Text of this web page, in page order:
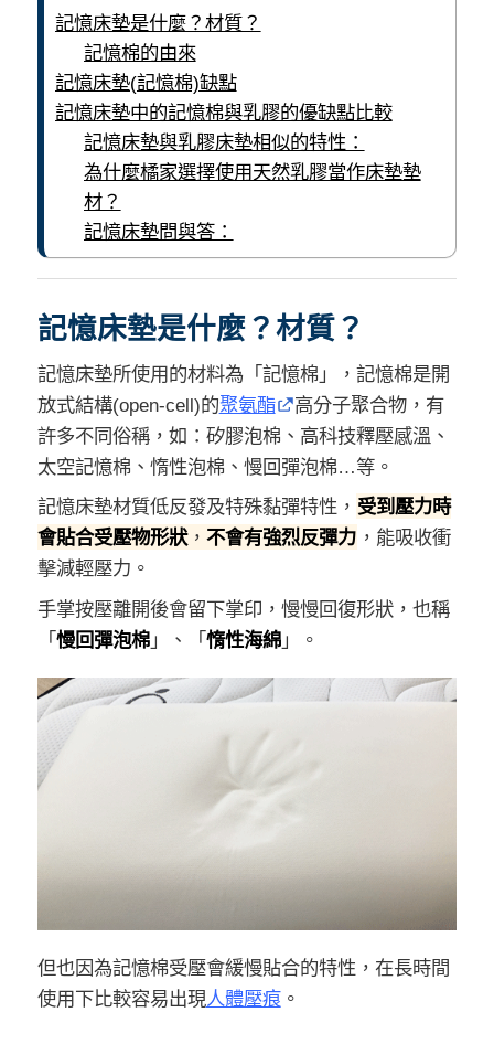
記憶床墊是什麼？材質？
記憶棉的由來
記憶床墊(記憶棉)缺點
記憶床墊中的記憶棉與乳膠的優缺點比較
記憶床墊與乳膠床墊相似的特性：
為什麼橘家選擇使用天然乳膠當作床墊墊
材？
記憶床墊問與答：
記憶床墊是什麼？材質？
記憶床墊所使用的材料為「記憶棉」，記憶棉是開
放式結構(open-cell)的聚氨酯
高分子聚合物，有
許多不同俗稱，如：矽膠泡棉、高科技釋壓感溫、
太空記憶棉、惰性泡棉、慢回彈泡棉…等。
記憶床墊材質低反發及特殊黏彈特性， 受到壓力時
會貼合受壓物形狀， 不會有強烈反彈力 ，能吸收衝
擊減輕壓力。
手掌按壓離開後會留下掌印，慢慢回復形狀，也稱
「 慢回彈泡棉」、「 惰性海綿」。
但也因為記憶棉受壓會緩慢貼合的特性，在長時間
使用下比較容易出現 人體壓痕。